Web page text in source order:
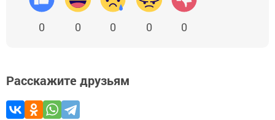
0 0 0 0 0
Расскажите друзьям